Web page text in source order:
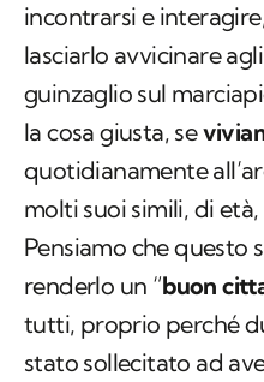
incontrarsi e
lasciarlo avvicinare
guinzaglio sul
la cosa giusta, se
quotidianamente
molti suoi simili, di
Pensiamo che questo
renderlo un “buon
tutti, proprio perché
stato sollecitato ad